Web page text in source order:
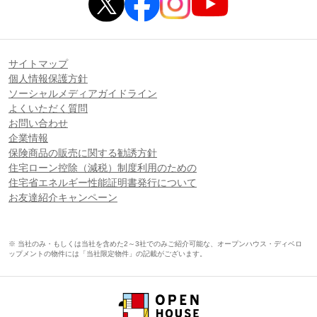
サイトマップ
個人情報保護方針
ソーシャルメディアガイドライン
よくいただく質問
お問い合わせ
企業情報
保険商品の販売に関する勧誘方針
住宅ローン控除（減税）制度利用のための
住宅省エネルギー性能証明書発行について
お友達紹介キャンペーン
※ 当社のみ・もしくは当社を含めた2～3社でのみご紹介可能な、オープンハウス・ディベロ
ップメントの物件には「当社限定物件」の記載がございます。